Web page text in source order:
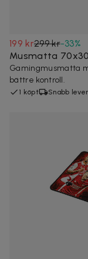
199 kr299 kr-33%
Musmatta
Gamingmusmatta
bättre kontroll.
1 köpt Snabb